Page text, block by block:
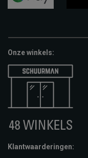
Onze winkels:
Klantwaarderingen: